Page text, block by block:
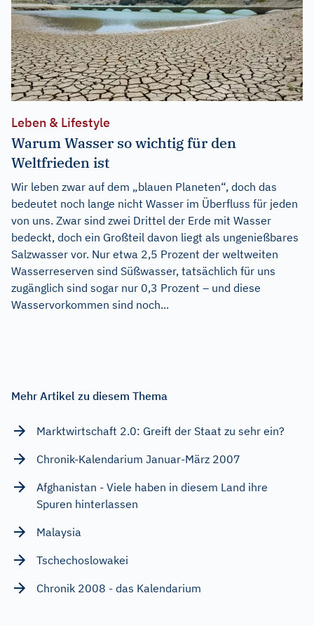
Leben & Lifestyle
Warum Wasser so wichtig für den
Weltfrieden ist
Wir leben zwar auf dem „blauen Planeten“, doch das
bedeutet noch lange nicht Wasser im Überfluss für jeden
von uns. Zwar sind zwei Drittel der Erde mit Wasser
bedeckt, doch ein Großteil davon liegt als ungenießbares
Salzwasser vor. Nur etwa 2,5 Prozent der weltweiten
Wasserreserven sind Süßwasser, tatsächlich für uns
zugänglich sind sogar nur 0,3 Prozent – und diese
Wasservorkommen sind noch...
Mehr Artikel zu diesem Thema
Marktwirtschaft 2.0: Greift der Staat zu sehr ein?
Chronik-Kalendarium Januar-März 2007
Afghanistan - Viele haben in diesem Land ihre
Spuren hinterlassen
Malaysia
Tschechoslowakei
Chronik 2008 - das Kalendarium